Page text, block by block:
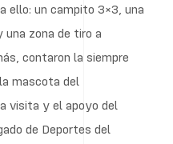
ello: un campito 3×3, una
una zona de tiro a
contaron la siempre
mascota del
visita y el apoyo del
de Deportes del